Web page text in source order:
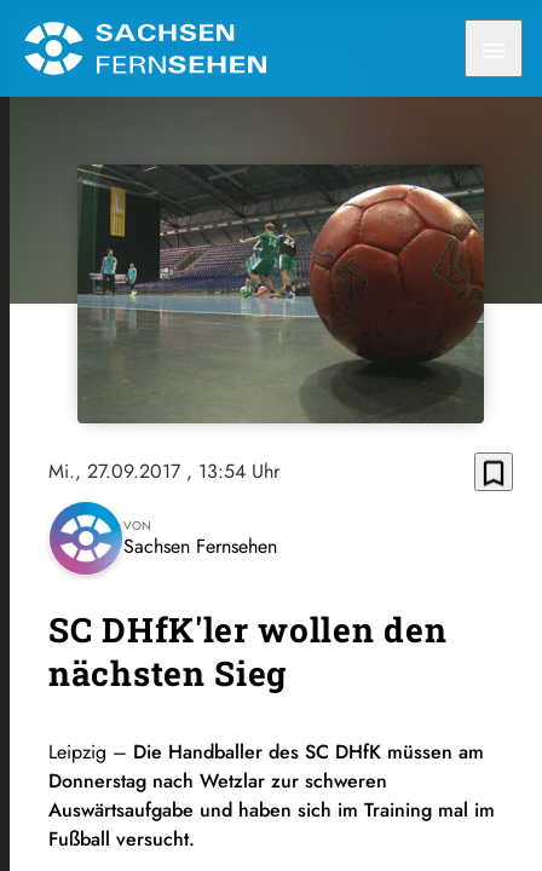
Mi., 27.09.2017 , 13:54 Uhr bookmark_border
VON
Sachsen Fernsehen
SC DHfK'ler wollen den
nächsten Sieg
Leipzig – Die Handballer des SC DHfK müssen am
Donnerstag nach Wetzlar zur schweren
Auswärtsaufgabe und haben sich im Training mal im
Fußball versucht.